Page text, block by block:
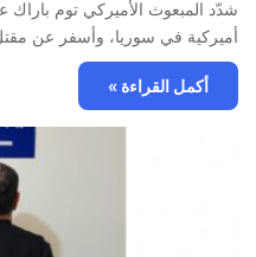
شدّد المبعوث الأميركي توم
أميركية في سوريا، وأسفر عن
أكمل القراءة »